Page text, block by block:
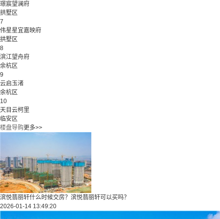
璟宸望澜府
拱墅区
7
伟星星宜嘉映府
拱墅区
8
滨江望舟府
余杭区
9
云启玉渚
余杭区
10
天目云柯里
临安区
楼盘导购更多>>
滨悦翡丽轩什么时候交房？滨悦翡丽轩可以买吗？
2026-01-14 13:49:20